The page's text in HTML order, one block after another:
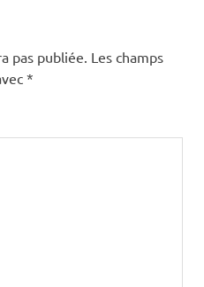
pas publiée. Les champs
*